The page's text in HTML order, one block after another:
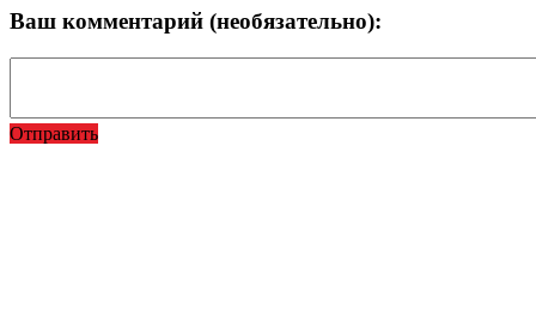
Ваш комментарий (необязательно):
Отправить